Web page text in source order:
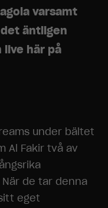
varsamt
äntligen
live här på
under bältet
Al Fakir två av
de tar denna
eget